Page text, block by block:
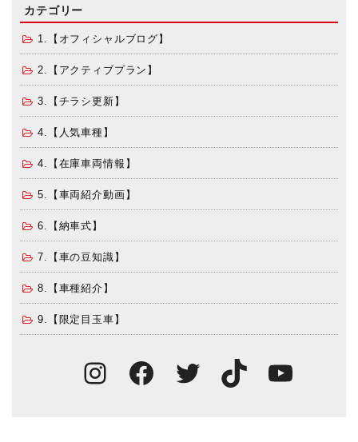
カテゴリー
1.【オフィシャルブログ】
2.【アクティブプラン】
3.【チラシ更新】
4.【人気車種】
4.【在庫車両情報】
5.【車両紹介動画】
6.【納車式】
7.【車の豆知識】
8.【車種紹介】
9.【限定目玉車】
Instagram
Facebook
TwitterTikTok